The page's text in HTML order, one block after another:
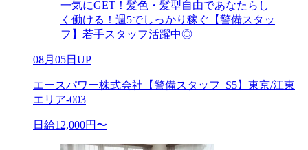
一気にGET！髪色・髪型自由であなたらし
く働ける！週5でしっかり稼ぐ【警備スタッ
フ】若手スタッフ活躍中◎
08月05日UP
エースパワー株式会社【警備スタッフ_S5】東京/江東
エリア-003
日給12,000円〜